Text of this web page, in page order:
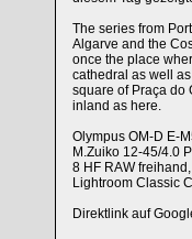
The series from
Algarve and the
once the place
cathedral as well
square of Praça do
inland as here.
Olympus OM-D E-
M.Zuiko 12-45/4.0
8 HF RAW
Lightroom Classic
Direktlink auf